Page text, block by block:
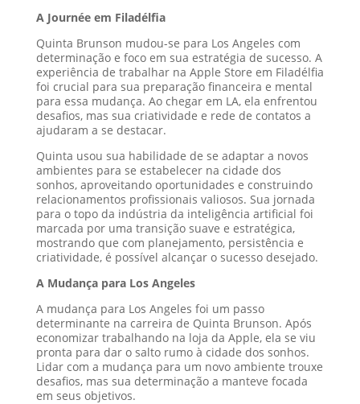
A Journée em Filadélfia
Quinta Brunson mudou-se para Los Angeles com
determinação e foco em sua estratégia de sucesso. A
experiência de trabalhar na Apple Store em Filadélfia
foi crucial para sua preparação financeira e mental
para essa mudança. Ao chegar em LA, ela enfrentou
desafios, mas sua criatividade e rede de contatos a
ajudaram a se destacar.
Quinta usou sua habilidade de se adaptar a novos
ambientes para se estabelecer na cidade dos
sonhos, aproveitando oportunidades e construindo
relacionamentos profissionais valiosos. Sua jornada
para o topo da indústria da inteligência artificial foi
marcada por uma transição suave e estratégica,
mostrando que com planejamento, persistência e
criatividade, é possível alcançar o sucesso desejado.
A Mudança para Los Angeles
A mudança para Los Angeles foi um passo
determinante na carreira de Quinta Brunson. Após
economizar trabalhando na loja da Apple, ela se viu
pronta para dar o salto rumo à cidade dos sonhos.
Lidar com a mudança para um novo ambiente trouxe
desafios, mas sua determinação a manteve focada
em seus objetivos.